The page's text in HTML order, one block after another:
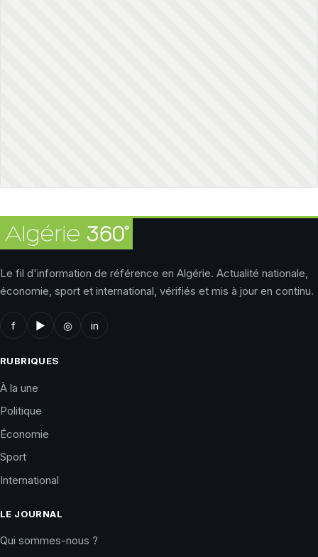
Le fil d'information de référence en Algérie. Actualité nationale,
économie, sport et international, vérifiés et mis à jour en continu.
f ▶ ◎ in
RUBRIQUES
À la une
Politique
Économie
Sport
International
LE JOURNAL
Qui sommes-nous ?